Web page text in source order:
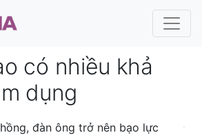
có nhiều khả
dụng
đàn ông trở nên bạo lực